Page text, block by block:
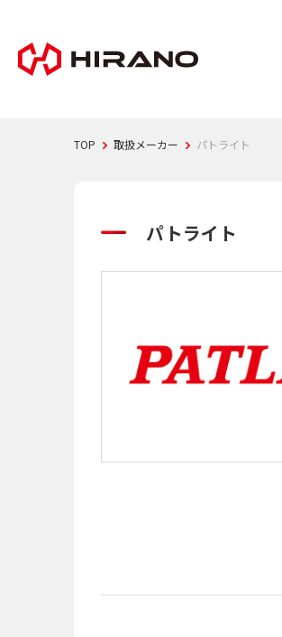
TOP 取扱メーカー パトライト
パトライト